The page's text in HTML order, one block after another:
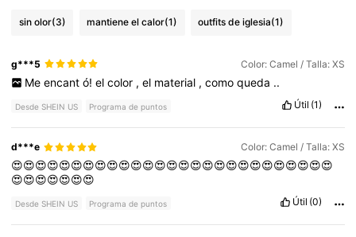
sin olor(3) mantiene el calor(1) outfits de iglesia(1)
g***5 Color: Camel / Talla: XS
Me encant ó! el color , el material , como queda ..
Desde SHEIN US Programa de puntos Útil (1)
d***e Color: Camel / Talla: XS
😍😍😍😍😍😍😍😍😍😍😍😍😍😍😍😍😍😍😍😍😍😍😍😍😍😍😍
😍😍😍😍😍😍😍
Desde SHEIN US Programa de puntos Útil (0)